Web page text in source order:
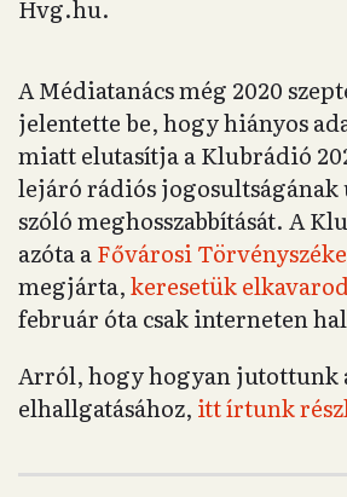
Hvg.hu.
A Médiatanács még 2020
jelentette be, hogy hiányos
miatt elutasítja a Klubrádió
lejáró rádiós jogosultságának
szóló meghosszabbítását. A
azóta aFővárosi
megjárta,keresetük
február óta csak interneten
Arról, hogy hogyan jutottunk
elhallgatásához, itt írtunk